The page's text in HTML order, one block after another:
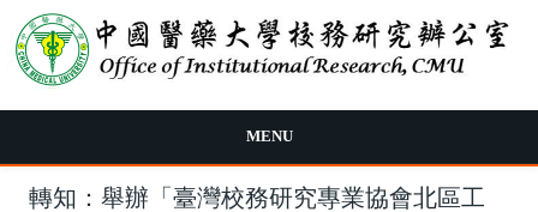
移至主內容
MENU
轉知：舉辦「臺灣校務研究專業協會北區工